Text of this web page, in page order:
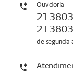
Ouvidoria
21
21
de segunda